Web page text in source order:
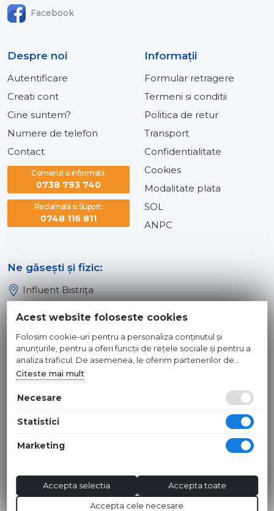
Facebook
Despre noi
Autentificare
Creati cont
Cine suntem?
Numere de telefon
Contact
Comenzi si informatii:
0738 793 740
Reclamatii si Suport:
0748 116 811
Informaţii
Formular retragere
Termeni si conditii
Politica de retur
Transport
Confidentialitate
Cookies
Modalitate plata
SOL
ANPC
Ne găsești și fizic:
Influent Bistrița
Influent Dej
© 2026 INFLUENT SRL
Toate preturile sunt exprimate in lei si includ tva. Ofertele sunt
Hosted byNameBox
Acest website foloseste cookies
Folosim cookie-uri pentru a personaliza conținutul și
anunțurile, pentru a oferi funcții de rețele sociale și pentru a
analiza traficul. De asemenea, le oferim partenerilor de
rețele sociale, de publicitate și de analize informații cu privire
la modul în care folosiți site-ul nostru. Aceștia le pot combina
cu alte informații oferite de dvs. sau culese în urma folosirii
Citeste mai mult
Necesare
Statistici
Marketing
Accepta cele necesare
Accepta selectia Accepta toate